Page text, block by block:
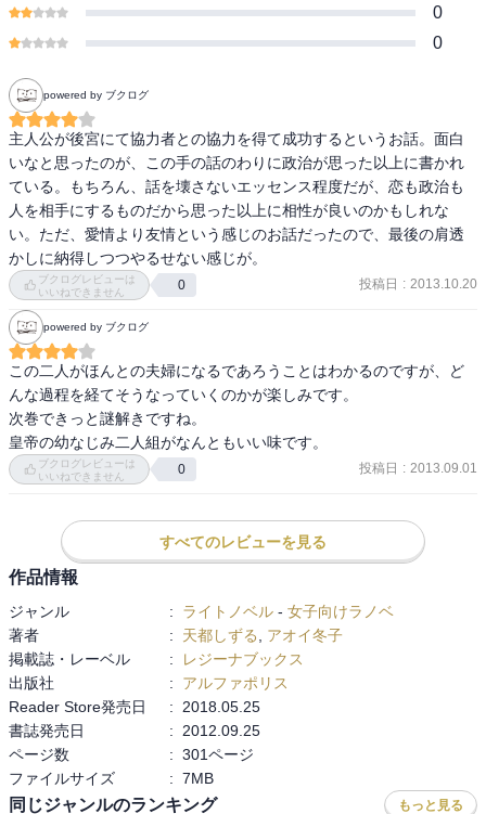
0
0
powered by ブクログ
主人公が後宮にて協力者との協力を得て成功するというお話。面白
いなと思ったのが、この手の話のわりに政治が思った以上に書かれ
ている。もちろん、話を壊さないエッセンス程度だが、恋も政治も
人を相手にするものだから思った以上に相性が良いのかもしれな
い。ただ、愛情より友情という感じのお話だったので、最後の肩透
かしに納得しつつやるせない感じが。
ブクログレビューは
いいねできません
0 投稿日 : 2013.10.20
powered by ブクログ
この二人がほんとの夫婦になるであろうことはわかるのですが、ど
んな過程を経てそうなっていくのかが楽しみです。
次巻できっと謎解きですね。
皇帝の幼なじみ二人組がなんともいい味です。
ブクログレビューは
いいねできません
0 投稿日 : 2013.09.01
すべてのレビューを見る
作品情報
ジャンル : ライトノベル - 女子向けラノベ
著者
: 天都しずる
アオイ冬子
掲載誌・レーベル
:
レジーナブックス
出版社
:
アルファポリス
Reader Store発売日
:
2018.05.25
書誌発売日
:
2012.09.25
ページ数
: 301ページ
ファイルサイズ
: 7MB
同じジャンルのランキング もっと見る